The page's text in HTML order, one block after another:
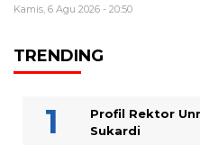
Kamis, 6 Agu 2026 - 20:50
TRENDING
Profil Rektor
Sukardi